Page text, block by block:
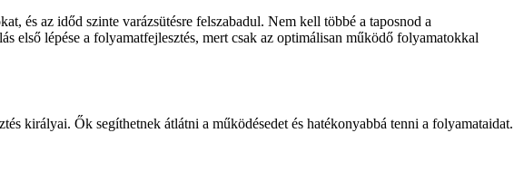
és az időd szinte varázsütésre felszabadul. Nem kell többé a taposnod a
első lépése a folyamatfejlesztés, mert csak az optimálisan működő folyamatokkal
királyai. Ők segíthetnek átlátni a működésedet és hatékonyabbá tenni a folyamataidat.